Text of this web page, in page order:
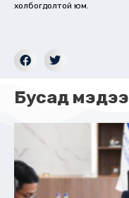
холбогдолтой юм.
Бусад мэдээ